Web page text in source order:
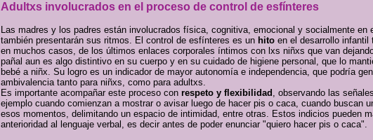
Adultxs involucrados en el proceso de control de esfínteres
Las madres y los padres están involucrados física, cognitiva, emocional y socialmente en
también presentarán sus ritmos. El control de esfínteres es un hito en el desarrollo infantil
en muchos casos, de los últimos enlaces corporales íntimos con lxs niñxs que van
pañal aun es algo distintivo en su cuerpo y en su cuidado de higiene personal, que lo
bebé a niñx. Su logro es un indicador de mayor autonomía e independencia, que podría
ambivalencia tanto para niñxs, como para adultxs.
Es importante acompañar este proceso con respeto y flexibilidad , observando las
ejemplo cuando comienzan a mostrar o avisar luego de hacer pis o caca, cuando buscan
esos momentos, delimitando un espacio de intimidad, entre otras. Estos indicios pueden
anterioridad al lenguaje verbal, es decir antes de poder enunciar "quiero hacer pis o caca".